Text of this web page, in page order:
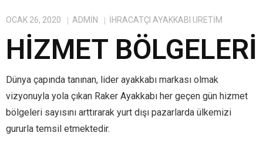
OCAK 26, 2020 ADMIN IHRACATÇI AYAKKABI ÜRETIM
HIZMET BÖLGELERI
Dünya çapında tanınan, lider ayakkabı markası olmak
vizyonuyla yola çıkan Raker Ayakkabı her geçen gün hizmet
bölgeleri sayısını arttırarak yurt dışı pazarlarda ülkemizi
gururla temsil etmektedir.